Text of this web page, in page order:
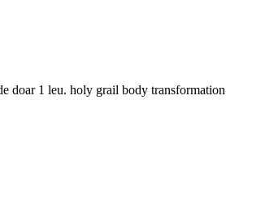
doar 1 leu. holy grail body transformation